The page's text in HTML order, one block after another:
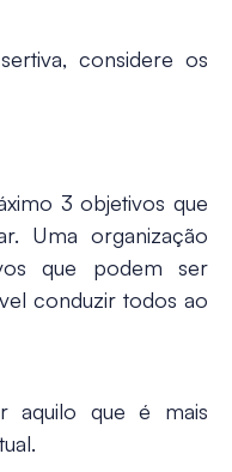
considere os
3 objetivos que
Uma organização
que podem ser
conduzir todos ao
aquilo que é mais